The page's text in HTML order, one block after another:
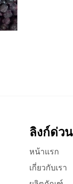
ลิงก์ด่วน
หน้าแรก
เกี่ยวกับเรา